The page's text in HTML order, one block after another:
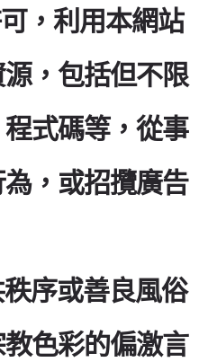
，利用本網站
，包括但不限
式碼等，從事
，或招攬廣告
序或善良風俗
色彩的偏激言